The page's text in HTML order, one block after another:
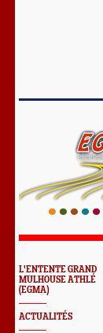
L'ENTENTE GRAND
MULHOUSE ATHLÉ
(EGMA)
ACTUALITÉS